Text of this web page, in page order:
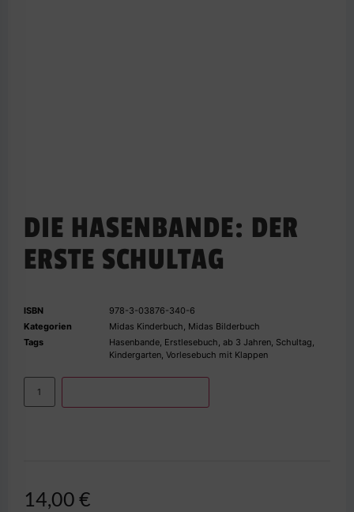
DIE HASENBANDE: DER
ERSTE SCHULTAG
ISBN
978-3-03876-340-6
Kategorien
Midas Kinderbuch, Midas Bilderbuch
Tags
Hasenbande, Erstlesebuch, ab 3 Jahren, Schultag,
Kindergarten, Vorlesebuch mit Klappen
14,00 €